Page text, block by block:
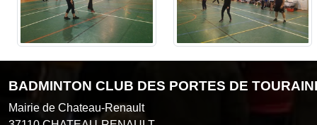
BADMINTON CLUB DES PORTES DE
Mairie de Chateau-Renault